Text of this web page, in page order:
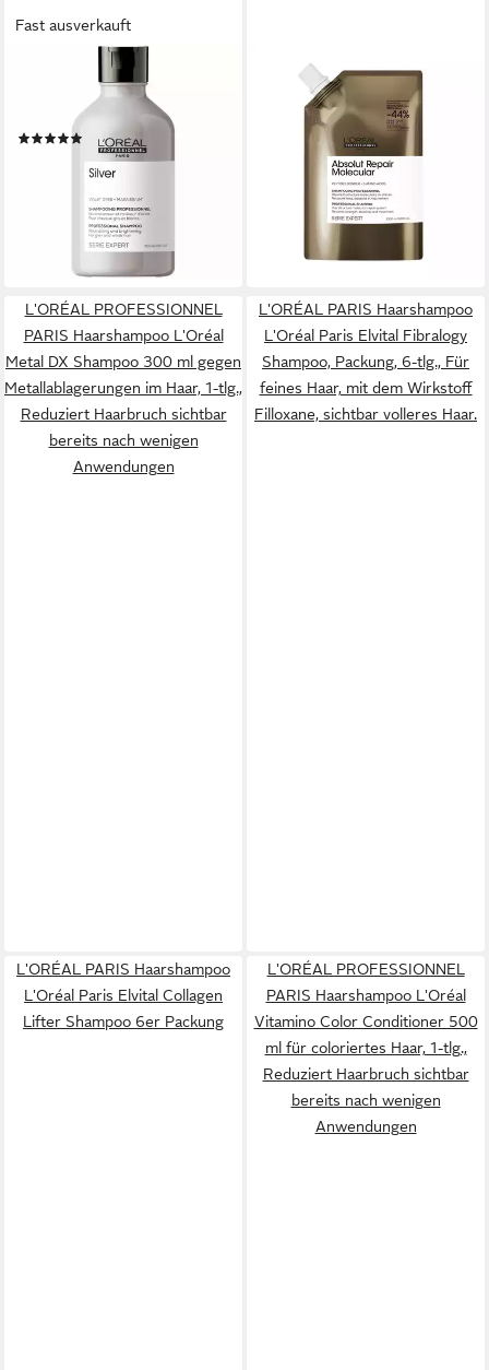
Fast ausverkauft
L'ORÉAL PROFESSIONNEL PARIS
Silbershampoo Serie Expert
Silver Shampoo 300 ml
(2)
ab 19,90 € UVP24,50 €
(6,63 €/ 100 ml)
lieferbar - in 3-4 Werktagen bei dir
L'ORÉAL PROFESSIONNEL PARIS
Haarshampoo L'Oréal
Professionnel Absolut Repair
Molecular Shampoo Refill
1000, 1-tlg., Reduziert
Haarbruch sichtbar bereits
nach wenigen Anwendungen
UVP37,59 €
(3,19 €/ 100 ml)
lieferbar - in 3-4 Werktagen bei dir
L'ORÉAL PROFESSIONNEL
PARIS Haarshampoo L'Oréal
Metal DX Shampoo 300 ml gegen
Metallablagerungen im Haar, 1-tlg.,
Reduziert Haarbruch sichtbar
bereits nach wenigen
Anwendungen
L'ORÉAL PARIS Haarshampoo
L'Oréal Paris Elvital Fibralogy
Shampoo, Packung, 6-tlg., Für
feines Haar, mit dem Wirkstoff
Filloxane, sichtbar volleres Haar.
L'ORÉAL PARIS Haarshampoo
L'Oréal Paris Elvital Collagen
Lifter Shampoo 6er Packung
L'ORÉAL PROFESSIONNEL
PARIS Haarshampoo L'Oréal
Vitamino Color Conditioner 500
ml für coloriertes Haar, 1-tlg.,
Reduziert Haarbruch sichtbar
bereits nach wenigen
Anwendungen